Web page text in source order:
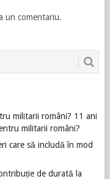
un comentariu.
militarii români? 11 ani
militarii români?
care să includă în mod
de durată la